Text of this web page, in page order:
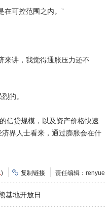
可控范围之内。”
讲，我觉得通胀压力还不
的。
贷规模，以及资产价格快速
界人士看来，通过膨胀会在什
) 复制链接 责任编辑：renyue
基地开放日